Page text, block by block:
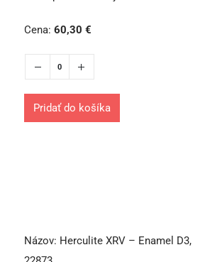
Cena: 60,30 €
Pridať do košíka
Názov: Herculite XRV – Enamel D3,